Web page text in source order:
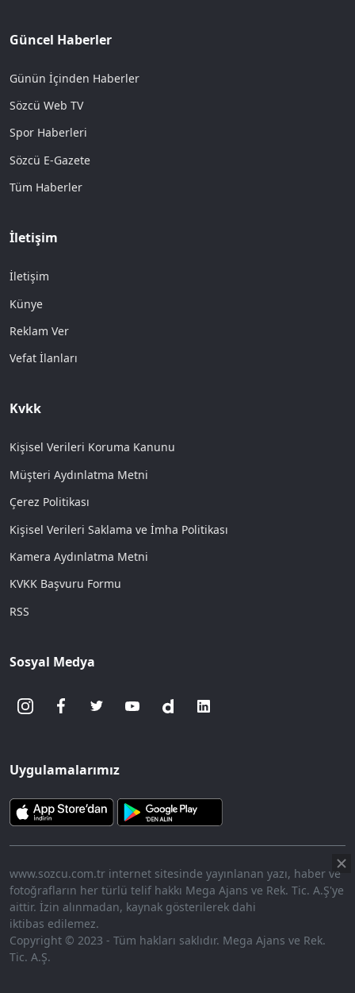
Güncel Haberler
Günün İçinden Haberler
Sözcü Web TV
Spor Haberleri
Sözcü E-Gazete
Tüm Haberler
İletişim
İletişim
Künye
Reklam Ver
Vefat İlanları
Kvkk
Kişisel Verileri Koruma Kanunu
Müşteri Aydınlatma Metni
Çerez Politikası
Kişisel Verileri Saklama ve İmha Politikası
Kamera Aydınlatma Metni
KVKK Başvuru Formu
RSS
Sosyal Medya
Uygulamalarımız
www.sozcu.com.tr internet sitesinde yayınlanan yazı, haber ve
fotoğrafların her türlü telif hakkı Mega Ajans ve Rek. Tic. A.Ş'ye
aittir. İzin alınmadan, kaynak gösterilerek dahi
iktibas edilemez.
Copyright © 2023 - Tüm hakları saklıdır. Mega Ajans ve Rek.
Tic. A.Ş.